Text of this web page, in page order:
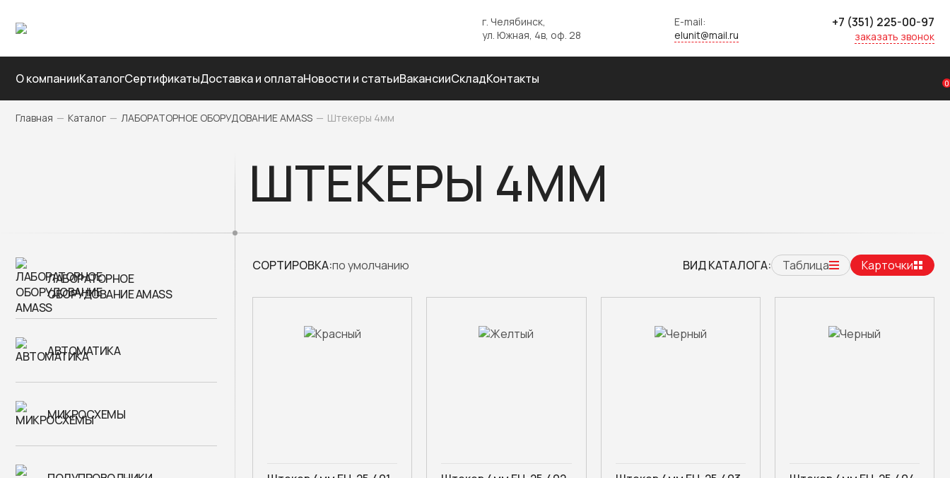
г. Челябинск,
ул. Южная, 4в, оф. 28
E-mail:
elunit@mail.ru
+7 (351) 225-00-97
заказать звонок
О компанииКаталогСертификатыДоставка и оплатаНовости и статьиВакансииСкладКонтакты 0
Главная — Каталог — ЛАБОРАТОРНОЕ ОБОРУДОВАНИЕ AMASS — Штекеры 4мм
ШТЕКЕРЫ 4ММ
ЛАБОРАТОРНОЕ
ОБОРУДОВАНИЕ AMASS
АВТОМАТИКА
МИКРОСХЕМЫ
СОРТИРОВКА: ВИД КАТАЛОГА: Таблица Карточки